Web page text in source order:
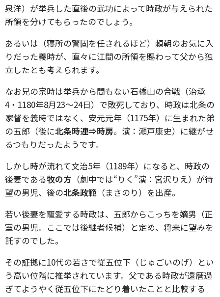
泉洋）が挙兵した直後の武功によって時政が与えられた
所領を分けてもらったのでしょう。
あるいは（寝所の警固を任されるほど）頼朝のお気に入
りだった義時が、直々に江間の所領を賜わって父から独
立したとも考えられます。
なお兄の宗時は挙兵から間もない石橋山の合戦（治承
4・1180年8月23～24日）で敗死しており、時政は北条の
家督を義時ではなく、安元元年（1175年）に生まれた弟
の五郎（後に北条時連⇒時房。演：瀬戸康史）に継がせ
るつもりだったようです。
しかし時が流れて文治5年（1189年）になると、時政の
後妻である牧の方 （劇中では“りく”演：宮沢りえ）が待
望の男児、後の北条政範 （まさのり）を出産。
若い後妻を寵愛する時政は、五郎からこっちを嫡男（正
室の男児。ここでは後継者候補）と定め、将来に望みを
託すのでした。
その証拠に10代の若さで従五位下（じゅごいのげ）とい
う高い位階に推挙されています。父である時政が還暦過
ぎてようやく従五位下にたどり着いたことと比較する